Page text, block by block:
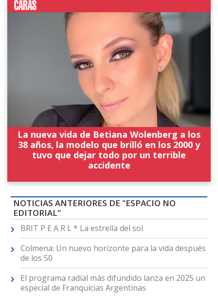
La nueva vida de Betiana Wolenberg a los
38 años, la modelo que brilló en los 2000 y
tuvo que dejar todo por un terrible
accidente
NOTICIAS ANTERIORES DE "ESPACIO NO
EDITORIAL"
BRIT P E A R L * La estrella del sol
Colmena: Un nuevo horizonte para la vida después
de los 50
El programa radial más difundido lanza en 2025 un
especial de Franquicias Argentinas